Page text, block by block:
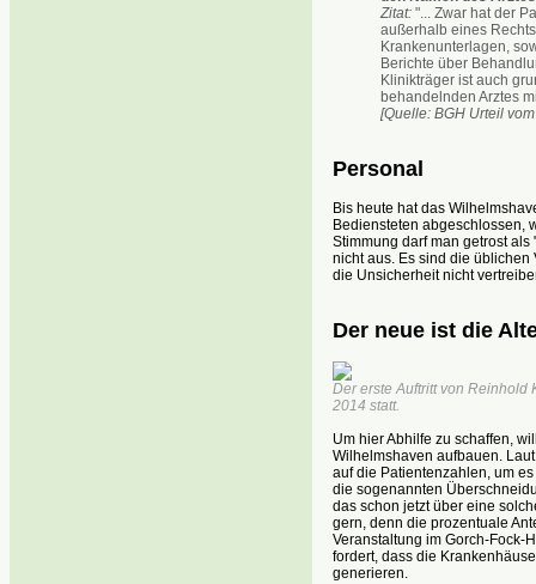
Zitat:"... Zwar hat der
außerhalb eines
Krankenunterlagen,
Berichte über
Klinikträger ist auch
behandelnden Arztes
[Quelle: BGH Urteil
Personal
Bis heute hat das
Bediensteten abgeschlossen,
Stimmung darf man getrost
nicht aus. Es sind die
die Unsicherheit nicht
Der neue ist die
Der erste Auftritt von Reinhold
2014 statt.
Um hier Abhilfe zu schaffen,
Wilhelmshaven aufbauen.
auf die Patientenzahlen, um
die sogenannten
das schon jetzt über eine
gern, denn die prozentuale
Veranstaltung im Gorch-Fock-
fordert, dass die
generieren.